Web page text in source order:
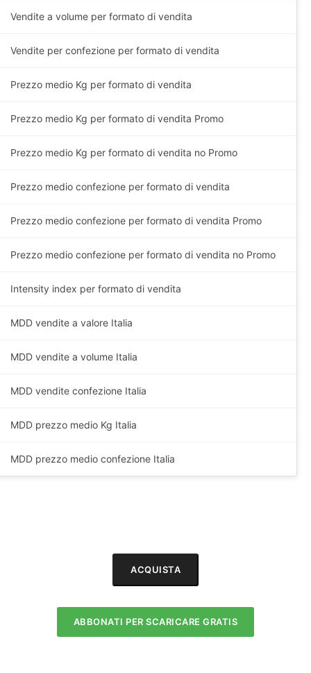
Vendite a volume per formato di vendita
Vendite per confezione per formato di vendita
Prezzo medio Kg per formato di vendita
Prezzo medio Kg per formato di vendita Promo
Prezzo medio Kg per formato di vendita no Promo
Prezzo medio confezione per formato di vendita
Prezzo medio confezione per formato di vendita Promo
Prezzo medio confezione per formato di vendita no Promo
Intensity index per formato di vendita
MDD vendite a valore Italia
MDD vendite a volume Italia
MDD vendite confezione Italia
MDD prezzo medio Kg Italia
MDD prezzo medio confezione Italia
ACQUISTA
ABBONATI PER SCARICARE GRATIS